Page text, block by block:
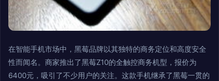
在智能手机市场中，黑莓品牌以其独特的商务定位和高度安全
性而闻名。商家推出了黑莓Z10的全触控商务机型，报价为
6400元，吸引了不少用户的关注。这款手机继承了黑莓一贯的